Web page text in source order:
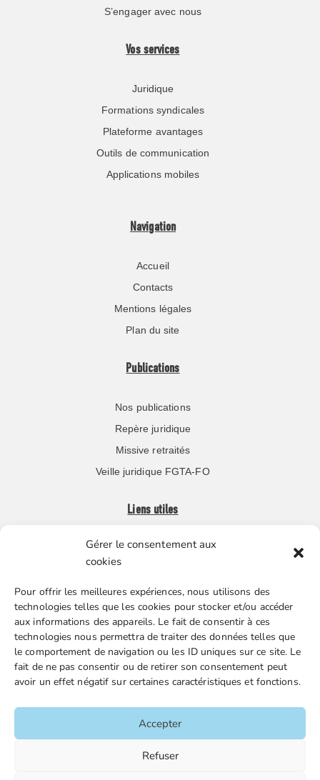
Gérer le consentement aux
cookies
Pour offrir les meilleures expériences, nous utilisons des
technologies telles que les cookies pour stocker et/ou accéder
aux informations des appareils. Le fait de consentir à ces
technologies nous permettra de traiter des données telles que
le comportement de navigation ou les ID uniques sur ce site. Le
fait de ne pas consentir ou de retirer son consentement peut
avoir un effet négatif sur certaines caractéristiques et fonctions.
Accepter
Refuser
S’engager avec nous
Vos services
Juridique
Formations syndicales
Plateforme avantages
Outils de communication
Applications mobiles
Navigation
Accueil
Contacts
Mentions légales
Plan du site
Publications
Nos publications
Repère juridique
Missive retraités
Veille juridique FGTA-FO
Liens utiles
Boutique en ligne
Nos partenaires
Gestion des cookies
FGTA-FO / 15 avenue Victor Hugo – 92170 Vanves / 01 86
Accueil
Contacts